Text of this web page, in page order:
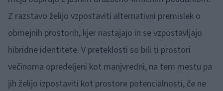
Z razstavo želijo vzpostaviti alternativni premislek o
obmejnih prostorih, kjer nastajajo in se vzpostavljajo
hibridne identitete. V preteklosti so bili ti prostori
večinoma opredeljeni kot manjvredni, na tem mestu pa
jih želijo izpostaviti kot prostore potencialnosti, če ne